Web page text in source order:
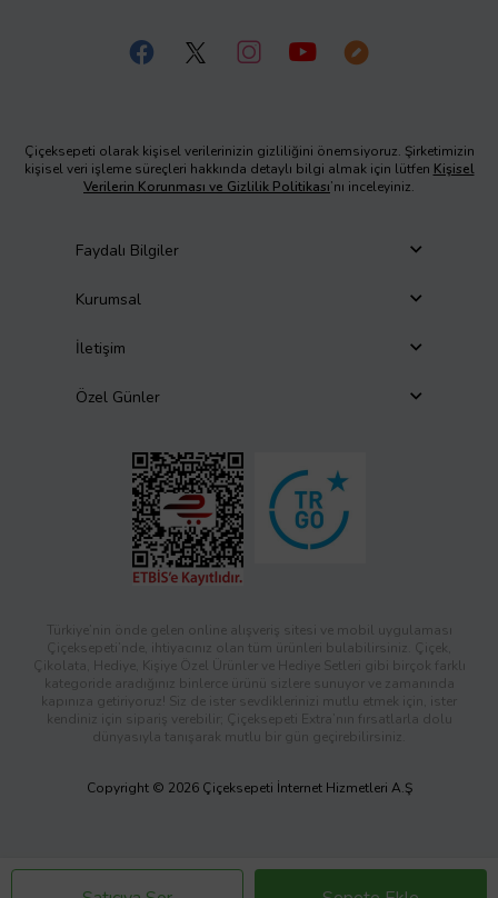
Çiçeksepeti olarak kişisel verilerinizin gizliliğini önemsiyoruz. Şirketimizin
kişisel veri işleme süreçleri hakkında detaylı bilgi almak için lütfen Kişisel
Verilerin Korunması ve Gizlilik Politikası’nı inceleyiniz.
Faydalı Bilgiler
Kurumsal
İletişim
Özel Günler
Türkiye’nin önde gelen online alışveriş sitesi ve mobil uygulaması
Çiçeksepeti’nde, ihtiyacınız olan tüm ürünleri bulabilirsiniz. Çiçek,
Çikolata, Hediye, Kişiye Özel Ürünler ve Hediye Setleri gibi birçok farklı
kategoride aradığınız binlerce ürünü sizlere sunuyor ve zamanında
kapınıza getiriyoruz! Siz de ister sevdiklerinizi mutlu etmek için, ister
kendiniz için sipariş verebilir; Çiçeksepeti Extra’nın fırsatlarla dolu
dünyasıyla tanışarak mutlu bir gün geçirebilirsiniz.
Copyright © 2026 Çiçeksepeti İnternet Hizmetleri A.Ş